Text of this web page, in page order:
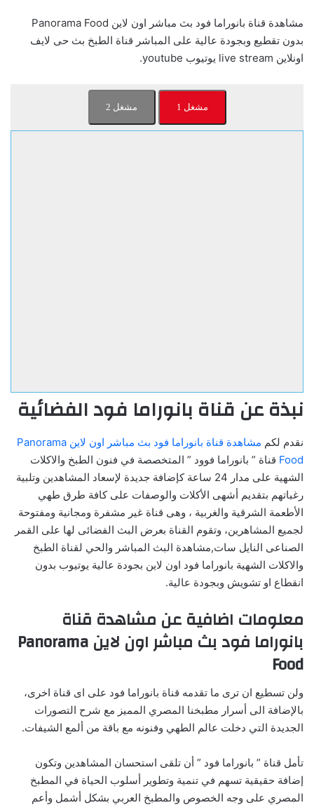
مشاهدة قناة بانوراما فود بث مباشر اون لاين Panorama Food
بدون تقطيع وبجودة عالية على المباشر قناة الطبخ بث حى لايف
اونلاين live stream يوتيوب youtube.
نبذة عن قناة بانوراما فود الفضائية
نقدم لكم
مشاهدة قناة بانوراما فود بث مباشر اون لاين Panorama
Food قناة ” بانوراما فوود ” المتخصصة في فنون الطبخ والاكلات
الشهية على مدار 24 ساعة كإضافة جديدة لإسعاد المشاهدين وتلبية
رغباتهم بتقديم أشهى الأكلات والوصفات على كافة طرق طهي
الأطعمة الشرقية والغربية ، وهى قناة غير مشفرة ومجانية ومفتوحة
لجميع المشاهرين، وتقوم القناة بعرض البث الفضائى لها على القمر
الصناعى النايل سات,مشاهدة البث المباشر والحي لقناة الطبخ
والاكلات الشهية بانوراما فود اون لاين بجودة عالية يوتيوب بدون
انقطاع او تشويش وبجودة عالية.
معلومات اضافية عن مشاهدة قناة
بانوراما فود بث مباشر اون لاين Panorama
Food
ولن تسطيع ان ترى ما تقدمه قناة بانوراما فود على اى قناة اخرى،
بالإضافة الى أسرار مطبخنا المصري المميز مع شرح التصورات
الجديدة التي دخلت عالم الطهي وفنونه مع باقة من ألمع الشيفات.
تأمل قناة ” بانوراما فود ” أن تلقى استحسان المشاهدين وتكون
إضافة حقيقية تسهم في تنمية وتطوير أسلوب الحياة في المطبخ
المصري على وجه الخصوص والمطبخ العربي بشكل أشمل وأعم